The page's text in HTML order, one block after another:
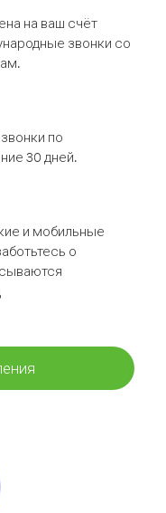
на ваш счёт
звонки со
по
30 дней.
и мобильные
о